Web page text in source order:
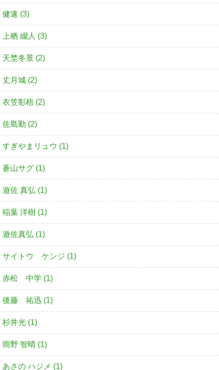
健速 (3)
上栖 綴人 (3)
天埜冬景 (2)
丈月城 (2)
衣笠彰梧 (2)
佐島勤 (2)
すぎやまリュウ (1)
蒼山サグ (1)
遊佐 真弘 (1)
稲葉 洋樹 (1)
遊佐真弘 (1)
サイトウ ケンジ (1)
赤松 中学 (1)
後藤 祐迅 (1)
杉井光 (1)
雨野 智晴 (1)
あさの ハジメ (1)